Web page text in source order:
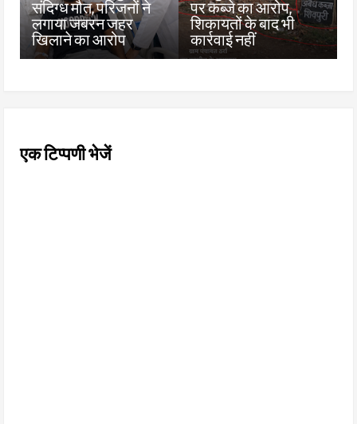
संदिग्ध मौत, परिजनों ने
लगाया जबरन जहर
खिलाने का आरोप
पर कब्जे का आरोप,
शिकायतों के बाद भी
कार्रवाई नहीं
एक टिप्पणी भेजें